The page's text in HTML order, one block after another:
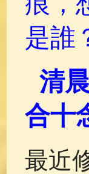
是誰
清
合十
最近